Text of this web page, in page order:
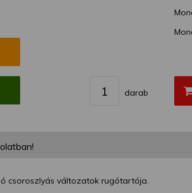
darab
csoroszlyás változatok rugótartója.